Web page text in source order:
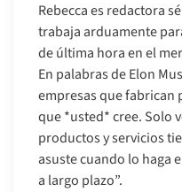
Rebecca es redactora
trabaja arduamente
de última hora en el
En palabras de Elon
empresas que fabrican
que *usted* cree. Solo
productos y servicios
asuste cuando lo haga
a largo plazo”.